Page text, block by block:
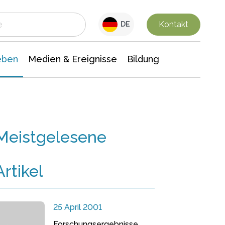
DE Kontakt
Medien & Ereignisse Bildung
25 April 2001